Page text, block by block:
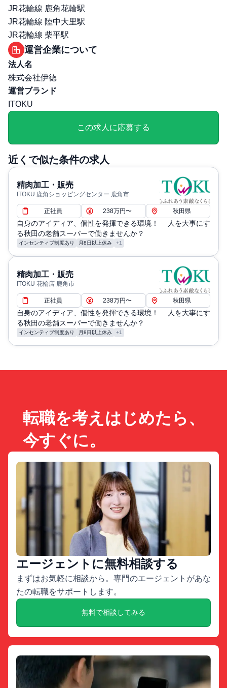
選考プロセス詳細: 1次：適性検査（WEB) 2次：人事担当
者（計数試験・面談・自己PR、グループワーク） グ
ループワークは受験者が複数の場合に実施 ・面接方法：
対面 ・面接場所：伊徳本部にて実施 ・技術試験：なし ・
筆記試験：あり ・持ち物：履歴書、職務経歴書、自己PR
に必要な物
その他
勤務・休日に関する補足: ・勤務時間：変形労働時間制
（所定労働時間8時間）
退職・定年に関する補足: ・定年制：あり（60歳、その後
JR花輪線 鹿角花輪駅
JR花輪線 陸中大里駅
JR花輪線 柴平駅
運営企業について
法人名
株式会社伊徳
運営ブランド
ITOKU
この求人に応募する
近くで似た条件の求人
精肉加工・販売
ITOKU 鹿角ショッピングセンター 鹿角市
正社員 238万円〜 秋田県
自身のアイディア、個性を発揮できる環境！ 人を大事にす
る秋田の老舗スーパーで働きませんか？
インセンティブ制度あり 月8日以上休み +1
精肉加工・販売
ITOKU 花輪店 鹿角市
正社員 238万円〜 秋田県
自身のアイディア、個性を発揮できる環境！ 人を大事にす
る秋田の老舗スーパーで働きませんか？
インセンティブ制度あり 月8日以上休み +1
転職を考えはじめたら、
今すぐに。
エージェントに無料相談する
まずはお気軽に相談から。専門のエージェントがあな
たの転職をサポートします。
無料で相談してみる